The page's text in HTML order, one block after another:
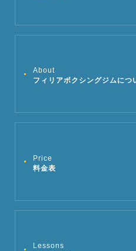
About
フィリアボクシングジムにつ
Price
料金表
Lessons